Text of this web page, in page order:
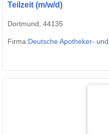
Teilzeit (m/w/d)
Dortmund, 44135
Firma:Deutsche Apotheker-